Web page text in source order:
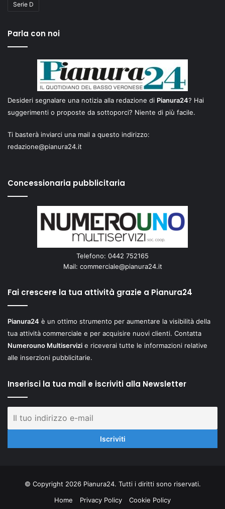
Serie D
Parla con noi
Desideri segnalare una notizia alla redazione di Pianura24? Hai
suggerimenti o proposte da sottoporci? Niente di più facile.
Ti basterà inviarci una mail a questo indirizzo:
redazione@pianura24.it
Concessionaria pubblicitaria
Telefono: 0442 752165
Mail: commerciale@pianura24.it
Fai crescere la tua attività grazie a Pianura24
Pianura24 è un ottimo strumento per aumentare la visibilità della
tua attività commerciale e per acquisire nuovi clienti. Contatta
Numerouno Multiservizi e riceverai tutte le informazioni relative
alle inserzioni pubblicitarie.
Inserisci la tua mail e iscriviti alla Newsletter
© Copyright 2026 Pianura24. Tutti i diritti sono riservati.
Home
Privacy Policy Cookie Policy